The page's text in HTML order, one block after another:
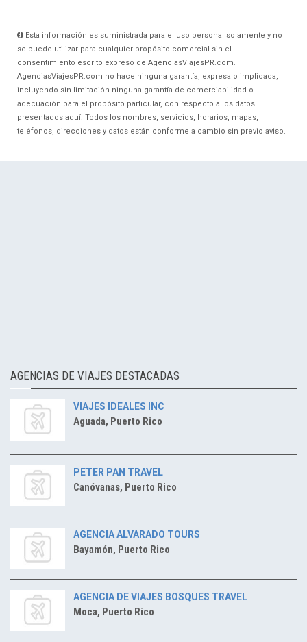
Esta información es suministrada para el uso personal solamente y no
se puede utilizar para cualquier propósito comercial sin el
consentimiento escrito expreso de AgenciasViajesPR.com.
AgenciasViajesPR.com no hace ninguna garantía, expresa o implicada,
incluyendo sin limitación ninguna garantía de comerciabilidad o
adecuación para el propósito particular, con respecto a los datos
presentados aquí. Todos los nombres, servicios, horarios, mapas,
teléfonos, direcciones y datos están conforme a cambio sin previo aviso.
AGENCIAS DE VIAJES DESTACADAS
VIAJES IDEALES INC
Aguada, Puerto Rico
PETER PAN TRAVEL
Canóvanas, Puerto Rico
AGENCIA ALVARADO TOURS
Bayamón, Puerto Rico
AGENCIA DE VIAJES BOSQUES TRAVEL
Moca, Puerto Rico